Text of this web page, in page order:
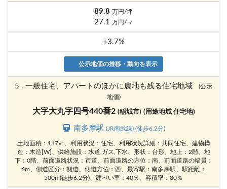
89.8 万円/坪
27.1 万円/㎡
+3.7%
公示地価の推移・動向を表示
5 . 一般住宅、アパートのほかに農地も残る住宅地域
(公示
地価)
大字大丸字四号440番2 (稲城市) (用途地域 住宅地)
南多摩駅(JR南武線) (徒歩6.2分)
土地面積：117㎡、利用状況：住宅、利用状況詳細：共同住宅、建物構
造：木造[W]、供給施設：水道,ガス,下水、形状：台形、地上：2階、地
下：0階、前面道路状況：市道、前面道路の方位：南、前面道路の幅員：
6m、側道区分：側道、側道方位：西、最寄駅：南多摩駅、駅距離：
500m(徒歩6.2分)、建ぺい率；40％、容積率：80％